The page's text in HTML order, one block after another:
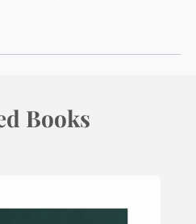
Books